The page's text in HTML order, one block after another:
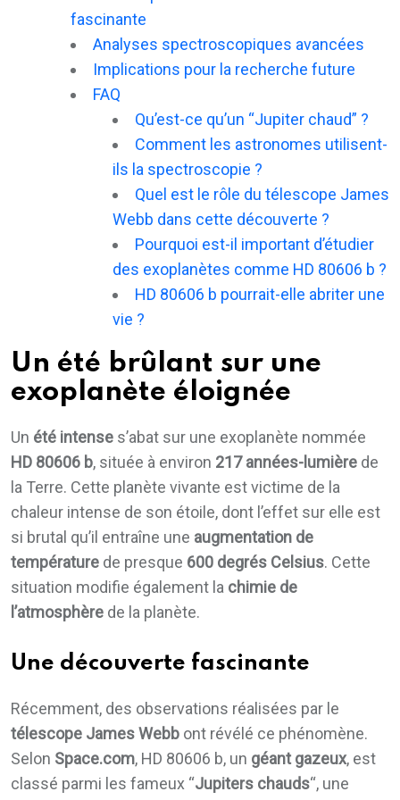
fascinante
Analyses spectroscopiques avancées
Implications pour la recherche future
FAQ
Qu’est-ce qu’un “Jupiter chaud” ?
Comment les astronomes utilisent-
ils la spectroscopie ?
Quel est le rôle du télescope James
Webb dans cette découverte ?
Pourquoi est-il important d’étudier
des exoplanètes comme HD 80606 b ?
HD 80606 b pourrait-elle abriter une
vie ?
Un été brûlant sur une
exoplanète éloignée
Un été intense s’abat sur une exoplanète nommée
HD 80606 b, située à environ 217 années-lumière de
la Terre. Cette planète vivante est victime de la
chaleur intense de son étoile, dont l’effet sur elle est
si brutal qu’il entraîne une augmentation de
température de presque 600 degrés Celsius. Cette
situation modifie également la chimie de
l’atmosphère de la planète.
Une découverte fascinante
Récemment, des observations réalisées par le
télescope James Webb ont révélé ce phénomène.
Selon Space.com, HD 80606 b, un géant gazeux, est
classé parmi les fameux “Jupiters chauds“, une